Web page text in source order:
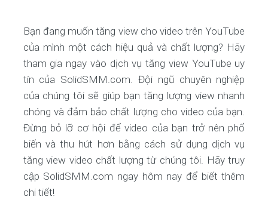
Bạn đang muốn tăng view cho video trên YouTube
của mình một cách hiệu quả và chất lượng? Hãy
tham gia ngay vào dịch vụ tăng view YouTube uy
tín của SolidSMM.com. Đội ngũ chuyên nghiệp
của chúng tôi sẽ giúp bạn tăng lượng view nhanh
chóng và đảm bảo chất lượng cho video của bạn.
Đừng bỏ lỡ cơ hội để video của bạn trở nên phổ
biến và thu hút hơn bằng cách sử dụng dịch vụ
tăng view video chất lượng từ chúng tôi. Hãy truy
cập SolidSMM.com ngay hôm nay để biết thêm
chi tiết!